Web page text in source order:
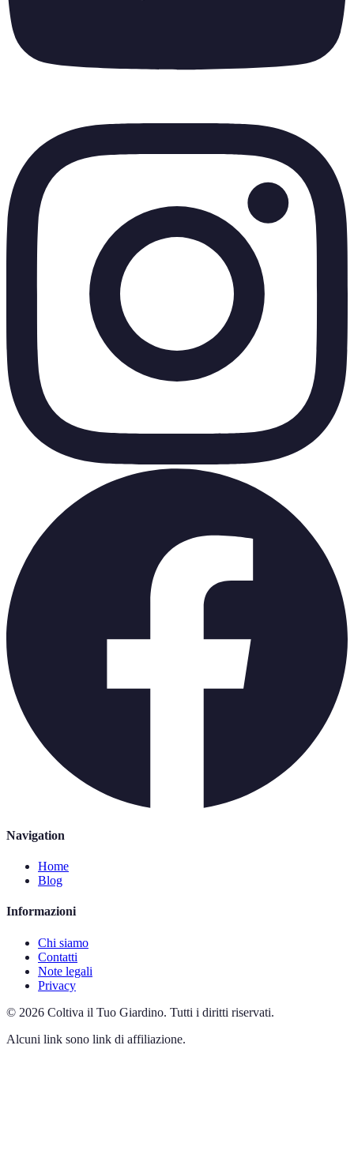
Navigation
Home
Blog
Informazioni
Chi siamo
Contatti
Note legali
Privacy
© 2026 Coltiva il Tuo Giardino. Tutti i diritti riservati.
Alcuni link sono link di affiliazione.